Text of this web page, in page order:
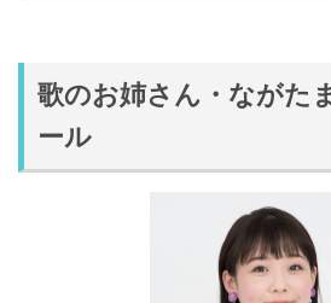
歌のお姉さん・ながた
ール